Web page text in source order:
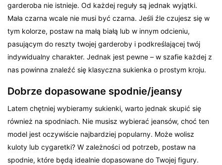
garderoba nie istnieje. Od każdej reguły są jednak wyjątki.
Mała czarna wcale nie musi być czarna. Jeśli źle czujesz się w
tym kolorze, postaw na małą białą lub w innym odcieniu,
pasującym do reszty twojej garderoby i podkreślającej twój
indywidualny charakter. Jednak jest pewne – w szafie każdej z
nas powinna znaleźć się klasyczna sukienka o prostym kroju.
Dobrze dopasowane spodnie/jeansy
Latem chętniej wybieramy sukienki, warto jednak skupić się
również na spodniach. Nie musisz wybierać jeansów, choć ten
model jest oczywiście najbardziej popularny. Może wolisz
kuloty lub cygaretki? W zależności od potrzeb, postaw na
spodnie, które będą idealnie dopasowane do Twojej figury.